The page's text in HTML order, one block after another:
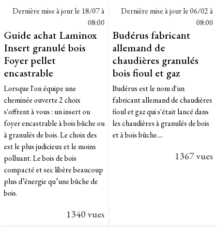
Dernière mise à jour le 18/07 à
08:00
Guide achat Laminox
Insert granulé bois
Foyer pellet
encastrable
Lorsque l'on équipe une
cheminée ouverte 2 choix
s'offrent à vous : un insert ou
foyer encastrable à bois bûche ou
à granulés de bois. Le choix des
est le plus judicieux et le moins
polluant. Le bois de bois
compacté et sec libère beaucoup
plus d’énergie qu’une bûche de
bois.
1340 vues
Dernière mise à jour le06/02 à
08:00
Budérus fabricant
allemand de
chaudières granulés
bois fioul et gaz
Budérus est le nom d'un
fabricant allemand de chaudières
fioul et gaz qui s'était lancé dans
les chaudières à granulés de bois
et à bois bûche....
1367 vues